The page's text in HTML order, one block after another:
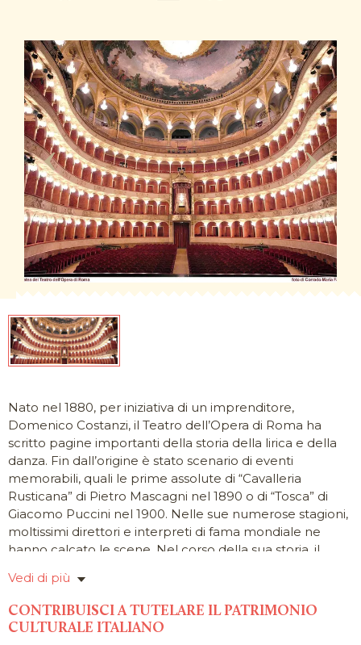
Nato nel 1880, per iniziativa di un imprenditore,
Domenico Costanzi, il Teatro dell’Opera di Roma ha
scritto pagine importanti della storia della lirica e della
danza. Fin dall’origine è stato scenario di eventi
memorabili, quali le prime assolute di “Cavalleria
Rusticana” di Pietro Mascagni nel 1890 o di “Tosca” di
Giacomo Puccini nel 1900. Nelle sue numerose stagioni,
moltissimi direttori e interpreti di fama mondiale ne
hanno calcato le scene. Nel corso della sua storia, il
all’innovazione e alla sperimentazione. Oggi, come in
passato, è impegnato a valorizzare la tradizione in una
chiave attenta alla contemporaneità. Impegno primario
Vedi di più
CONTRIBUISCI A TUTELARE IL PATRIMONIO
CULTURALE ITALIANO